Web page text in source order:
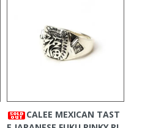
CALEE MEXICAN TAST